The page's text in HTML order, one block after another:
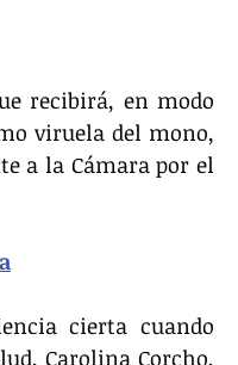
recibirá, en modo
viruela del mono,
a la Cámara por el
cierta cuando
Carolina Corcho,